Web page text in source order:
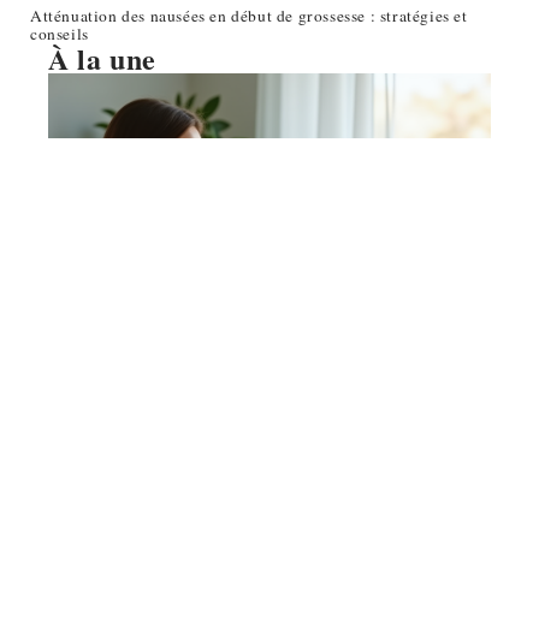
Atténuation des nausées en début de grossesse : stratégies et
conseils
À la une